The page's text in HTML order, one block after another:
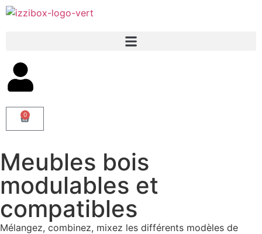
0
Meubles bois
modulables et
compatibles
Mélangez, combinez, mixez les différents modèles de